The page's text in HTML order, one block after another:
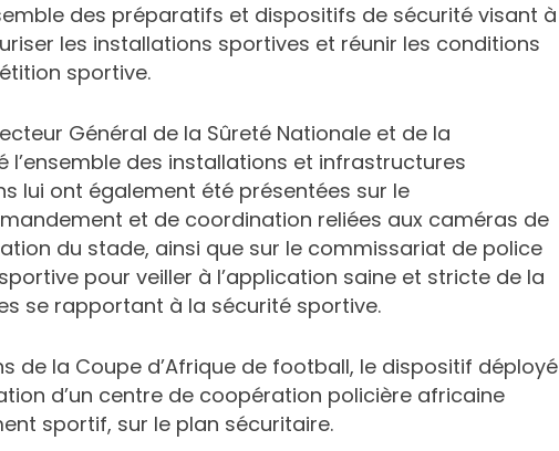
des préparatifs et dispositifs de sécurité visant à
les installations sportives et réunir les conditions
sportive.
Général de la Sûreté Nationale et de la
l’ensemble des installations et infrastructures
lui ont également été présentées sur le
et de coordination reliées aux caméras de
du stade, ainsi que sur le commissariat de police
pour veiller à l’application saine et stricte de la
se rapportant à la sécurité sportive.
de la Coupe d’Afrique de football, le dispositif déployé
d’un centre de coopération policière africaine
sportif, sur le plan sécuritaire.